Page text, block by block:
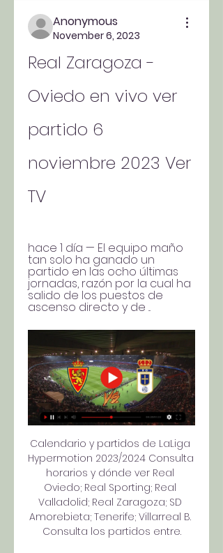
Anonymous
November 6, 2023
Real Zaragoza -
Oviedo en vivo ver
partido 6
noviembre 2023 Ver
TV
hace 1 día — El equipo maño
tan solo ha ganado un
partido en las ocho últimas
jornadas, razón por la cual ha
salido de los puestos de
ascenso directo y de ...
Calendario y partidos de LaLiga
Hypermotion 2023/2024 Consulta
horarios y dónde ver Real
Oviedo; Real Sporting; Real
Valladolid; Real Zaragoza; SD
Amorebieta; Tenerife; Villarreal B.
Consulta los partidos entre.